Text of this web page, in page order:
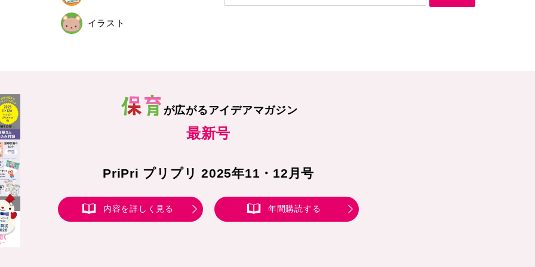
イラスト
が広がるアイデアマガジン
最新号
PriPri プリプリ 2025年11・12月号
内容を詳しく見る 年間購読する